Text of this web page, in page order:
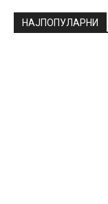
НАЈПОПУЛАРНИ